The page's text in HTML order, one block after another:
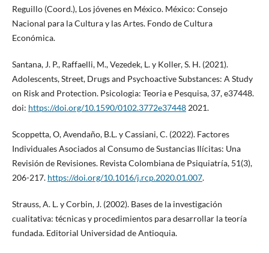
Reguillo (Coord.), Los jóvenes en México. México: Consejo
Nacional para la Cultura y las Artes. Fondo de Cultura
Económica.
Santana, J. P., Raffaelli, M., Vezedek, L. y Koller, S. H. (2021).
Adolescents, Street, Drugs and Psychoactive Substances: A Study
on Risk and Protection. Psicologia: Teoria e Pesquisa, 37, e37448.
doi: https://doi.org/10.1590/0102.3772e374482021.
Scoppetta, O, Avendaño, B.L. y Cassiani, C. (2022). Factores
Individuales Asociados al Consumo de Sustancias Ilícitas: Una
Revisión de Revisiones. Revista Colombiana de Psiquiatría, 51(3),
206-217. https://doi.org/10.1016/j.rcp.2020.01.007.
Strauss, A. L. y Corbin, J. (2002). Bases de la investigación
cualitativa: técnicas y procedimientos para desarrollar la teoría
fundada. Editorial Universidad de Antioquia.